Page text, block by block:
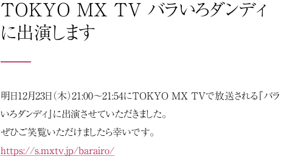
TOKYO MX TV バラいろダンディ
に出演します
明日12月23日（木）21:00～21:54にTOKYO MX TVで放送される『バラ
いろダンディ』に出演させていただきました。
ぜひご笑覧いただけましたら幸いです。
https://s.mxtv.jp/barairo/